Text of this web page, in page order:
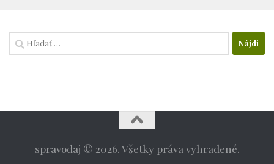
Hľadať:
spravodaj © 2026. Všetky práva vyhradené.